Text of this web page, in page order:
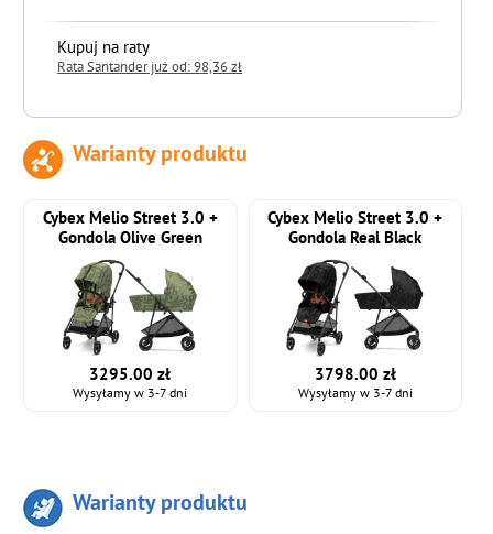
Kupuj na raty
Rata Santander już od: 98,36 zł
do koszyka
Warianty produktu
Cybex Melio Street 3.0 +
Gondola Olive Green
3295.00 zł
Wysyłamy w 3-7 dni
Cybex Melio Street 3.0 +
Gondola Real Black
3798.00 zł
Wysyłamy w 3-7 dni
Warianty produktu